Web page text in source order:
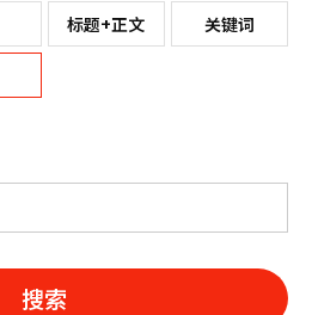
标题+正文 关键词
搜索